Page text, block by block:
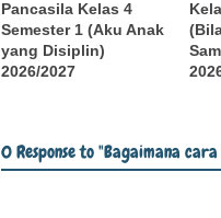
Pancasila Kelas 4
Semester 1 (Aku Anak
yang Disiplin)
2026/2027
0 Response to "Bagaimana